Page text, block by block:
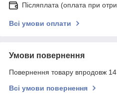
Післяплата (оплата при
Всі умови оплати
Умови повернення
Повернення товару впродовж 14
Всі умови повернення